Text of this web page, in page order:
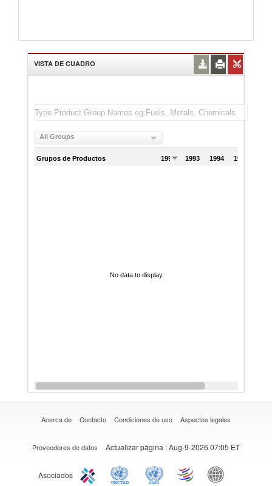
VISTA DE CUADRO
All Groups
Grupos de Productos 1992 1993 1994 1995
No data to display
Acerca de Contacto Condiciones de uso Aspectos legales
Proveedores de datos Actualizar página : Aug-9-2026 07:05 ET
Asociados